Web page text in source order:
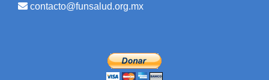
contacto@funsalud.org.mx